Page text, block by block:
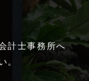
計士事務所へ
。